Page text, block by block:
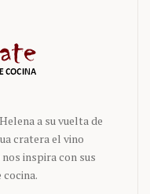
a su vuelta de
cratera el vino
inspira con sus
cocina.